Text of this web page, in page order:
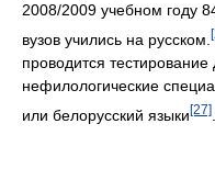
2008/2009 учебном году
вузов учились на русском.
проводится
нефилологические
или белорусский языки [27]